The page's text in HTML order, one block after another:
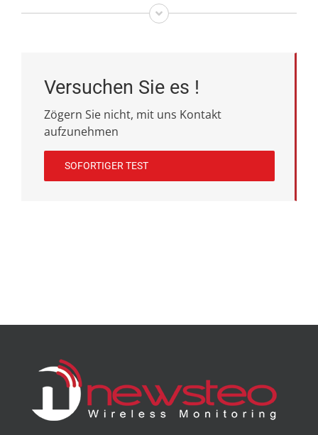
Versuchen Sie es !
Zögern Sie nicht, mit uns Kontakt
aufzunehmen
SOFORTIGER TEST